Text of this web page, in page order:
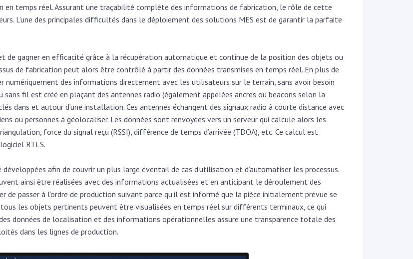
temps réel. Assurant une traçabilité complète des informations de fabrication, le rôle de cette
L’une des principales difficultés dans le déploiement des solutions MES est de garantir la parfaite
de gagner en efficacité grâce à la récupération automatique et continue de la position des objets ou
de fabrication peut alors être contrôlé à partir des données transmises en temps réel. En plus de
numériquement des informations directement avec les utilisateurs sur le terrain, sans avoir besoin
sans fil est créé en plaçant des antennes radio (également appelées ancres ou beacons selon la
dans et autour d’une installation. Ces antennes échangent des signaux radio à courte distance avec
ou personnes à géolocaliser. Les données sont renvoyées vers un serveur qui calcule alors les
force du signal reçu (RSSI), différence de temps d’arrivée (TDOA), etc. Ce calcul est
RTLS.
afin de couvrir un plus large éventail de cas d’utilisation et d’automatiser les processus.
ainsi être réalisées avec des informations actualisées et en anticipant le déroulement des
de passer à l’ordre de production suivant parce qu’il est informé que la pièce initialement prévue se
les objets pertinents peuvent être visualisées en temps réel sur différents terminaux, ce qui
données de localisation et des informations opérationnelles assure une transparence totale des
dans les lignes de production.